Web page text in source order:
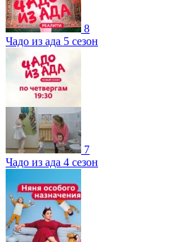
8
Чадо из ада 5 сезон
7
Чадо из ада 4 сезон